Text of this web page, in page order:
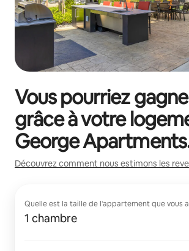
Vous pourriez
grâce à votre
George Apartments
Découvrez comment nous estimons les
Quelle est la taille de l'appartement que vous
1 chambre